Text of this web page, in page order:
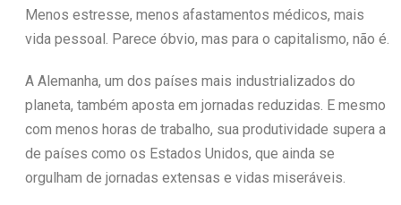
Menos estresse, menos afastamentos médicos, mais
vida pessoal. Parece óbvio, mas para o capitalismo, não é.
A Alemanha, um dos países mais industrializados do
planeta, também aposta em jornadas reduzidas. E mesmo
com menos horas de trabalho, sua produtividade supera a
de países como os Estados Unidos, que ainda se
orgulham de jornadas extensas e vidas miseráveis.